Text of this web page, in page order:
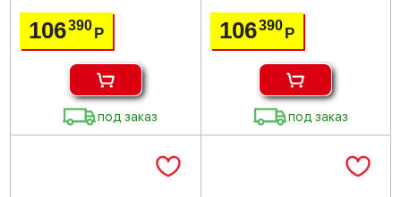
106390Р
под заказ
106390 Р
под заказ